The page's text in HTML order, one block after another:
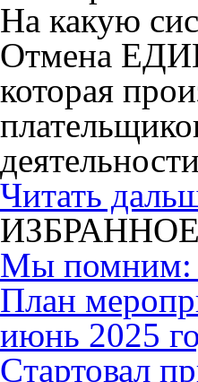
На какую
Отмена
которая
Читать
ИЗБРАННОЕ
Мы помним:
План
июнь 2025
Cтартовал